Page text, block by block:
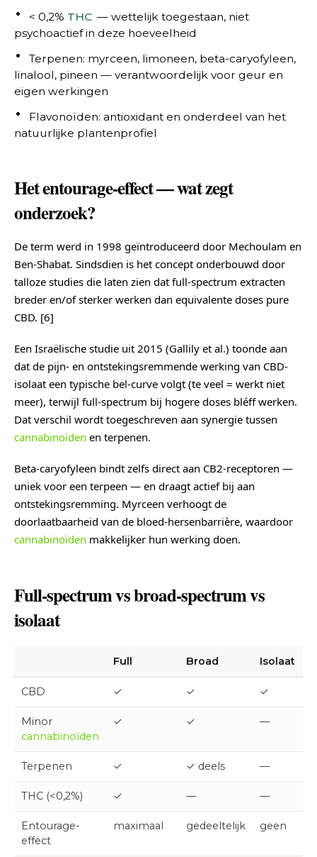
< 0,2% THC — wettelijk toegestaan, niet
psychoactief in deze hoeveelheid
Terpenen: myrceen, limoneen, beta-caryofyleen,
linalool, pineen — verantwoordelijk voor geur en
eigen werkingen
Flavonoïden: antioxidant en onderdeel van het
natuurlijke plantenprofiel
Het entourage-effect — wat zegt
onderzoek?
De term werd in 1998 geïntroduceerd door Mechoulam en
Ben-Shabat. Sindsdien is het concept onderbouwd door
talloze studies die laten zien dat full-spectrum extracten
breder en/of sterker werken dan equivalente doses pure
CBD. [6]
Een Israëlische studie uit 2015 (Gallily et al.) toonde aan
dat de pijn- en ontstekingsremmende werking van CBD-
isolaat een typische bel-curve volgt (te veel = werkt niet
meer), terwijl full-spectrum bij hogere doses bléff werken.
Dat verschil wordt toegeschreven aan synergie tussen
cannabinoïden en terpenen.
Beta-caryofyleen bindt zelfs direct aan CB2-receptoren —
uniek voor een terpeen — en draagt actief bij aan
ontstekingsremming. Myrceen verhoogt de
doorlaatbaarheid van de bloed-hersenbarrière, waardoor
cannabinoïden makkelijker hun werking doen.
Full-spectrum vs broad-spectrum vs
isolaat
Full Broad Isolaat
CBD ✓ ✓ ✓
Minor
cannabinoïden
✓ ✓ —
Terpenen ✓ ✓ deels —
THC (<0,2%) ✓ — —
Entourage-
effect
maximaal gedeeltelijk geen